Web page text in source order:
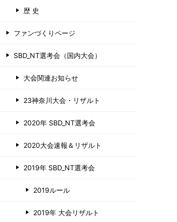
歴 史
ファンづくりページ
SBD_NT選考会（国内大会）
大会関連お知らせ
23神奈川大会・リザルト
2020年 SBD_NT選考会
2020大会速報＆リザルト
2019年 SBD_NT選考会
2019ルール
2019年 大会リザルト